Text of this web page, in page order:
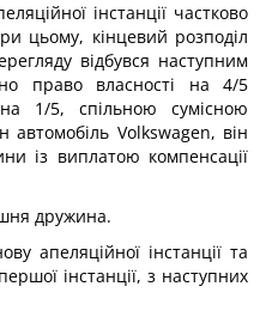
інстанції частково
цьому, кінцевий розподіл
відбувся наступним
право власності на 4/5
1/5, спільною сумісною
Volkswagen, він
із виплатою компенсації
дружина.
апеляційної інстанції та
інстанції, з наступних